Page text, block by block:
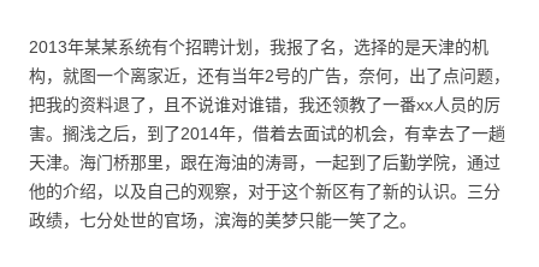
2013年某某系统有个招聘计划，我报了名，选择的是天津的机
构，就图一个离家近，还有当年2号的广告，奈何，出了点问题，
把我的资料退了，且不说谁对谁错，我还领教了一番xx人员的厉
害。搁浅之后，到了2014年，借着去面试的机会，有幸去了一趟
天津。海门桥那里，跟在海油的涛哥，一起到了后勤学院，通过
他的介绍，以及自己的观察，对于这个新区有了新的认识。三分
政绩，七分处世的官场，滨海的美梦只能一笑了之。